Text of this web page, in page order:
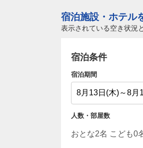
宿泊施設・ホテル
表示されている空き状況
宿泊条件
宿泊期間
人数・部屋数